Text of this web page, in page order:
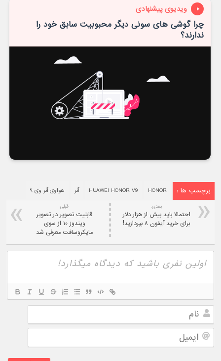
ویدیوی پیشنهادی
چرا گوشی های سونی دیگر محبوبیت سابق خود را
ندارند؟
برچسب ها : HONOR
HUAWEI HONOR V9 آنر هواوی آنر وی ۹
قبلی
قابلیت تصویر در تصویر
ویندوز ۱۰ از سوی
مایکروسافت معرفی شد
بعدی:
احتمالا باید بیش از هزار دلار
برای خرید آیفون ۸ بپردازید!
نام